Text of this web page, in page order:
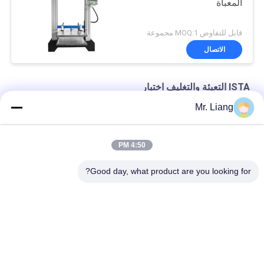
المعبأة
قابل للتفاوض MOQ:1 مجموعة
الاتصال
ISTA التعبئة والتغليف اختبار
علبة كرتون ضغط اختبار ISTA تغليف آلة اختبار مع التحكم بالكمبيوتر
Mr. Liang
4:50 PM
Good day, what product are you looking for?